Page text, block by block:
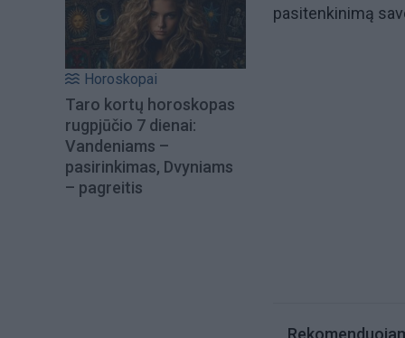
Horoskopai
Taro kortų horoskopas
rugpjūčio 7 dienai:
Vandeniams –
pasirinkimas, Dvyniams
– pagreitis
pasitenkinimą